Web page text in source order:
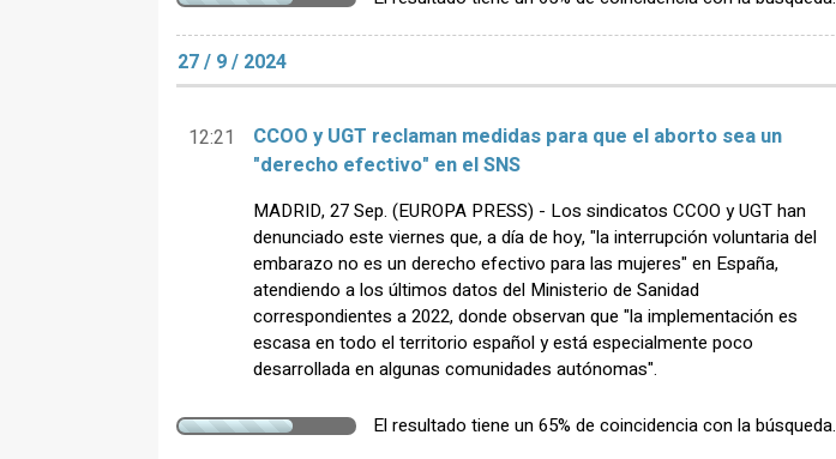
27 / 9 / 2024
12:21
CCOO y UGT reclaman medidas para que el aborto sea un
"derecho efectivo" en el SNS
MADRID, 27 Sep. (EUROPA PRESS) - Los sindicatos CCOO y UGT han
denunciado este viernes que, a día de hoy, "la interrupción voluntaria del
embarazo no es un derecho efectivo para las mujeres" en España,
atendiendo a los últimos datos del Ministerio de Sanidad
correspondientes a 2022, donde observan que "la implementación es
escasa en todo el territorio español y está especialmente poco
desarrollada en algunas comunidades autónomas".
El resultado tiene un 65% de coincidencia con la búsqueda.